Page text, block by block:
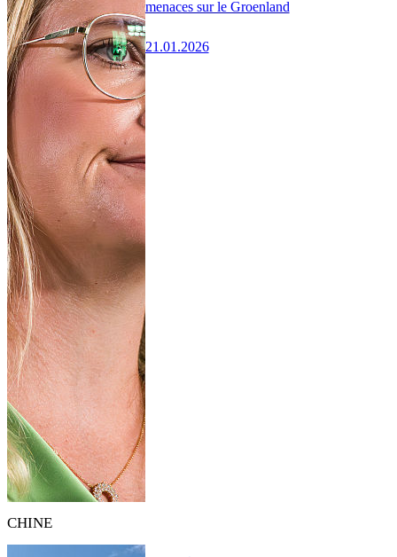
menaces sur le Groenland
21.01.2026
CHINE